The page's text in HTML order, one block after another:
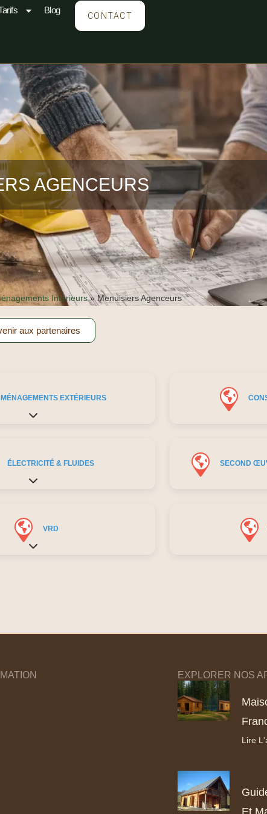
Blog
CONTACT
AGENCEURS
Intérieurs»Menuisiers Agenceurs
aux partenaires
EXTÉRIEURS
Expand sub-categories
ÉLECTRICITÉ & FLUIDES
Expand sub-categories
SECOND
VRD
Expand sub-categories
EXPLORER NOS
Lire
Et